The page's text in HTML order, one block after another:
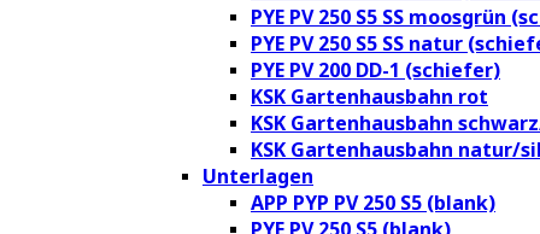
PYE PV 250 S5 SS moosgrün
PYE PV 250 S5 SS natur
PYE PV 200 DD-1 (schiefer)
KSK Gartenhausbahn rot
KSK Gartenhausbahn
KSK Gartenhausbahn natur/
Unterlagen
APP PYP PV 250 S5 (blank)